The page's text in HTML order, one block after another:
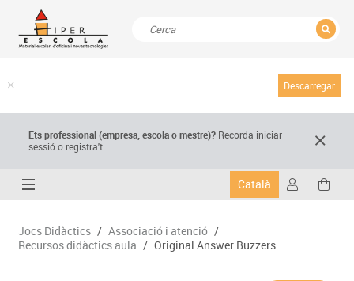
Descarregar
Ets professional (empresa,escola o mestre)? Recorda iniciar
sessió o registra't.
Català
Jocs Didàctics / Associació i atenció /
Recursos didàctics aula / Original Answer Buzzers